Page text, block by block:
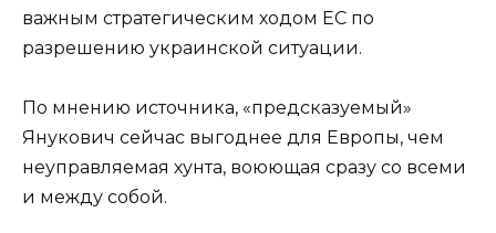
важным стратегическим ходом ЕС по
разрешению украинской ситуации.
По мнению источника, «предсказуемый»
Янукович сейчас выгоднее для Европы, чем
неуправляемая хунта, воюющая сразу со всеми
и между собой.